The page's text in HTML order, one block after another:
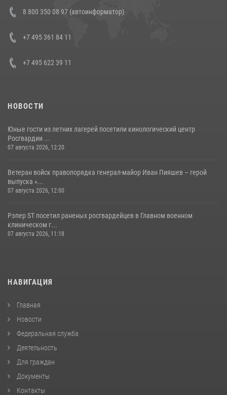
В Росгвардии прошла военно-научная конференция по обобщению
боевого опыта
8 800 350 08 97 (автоинформатор)
+7 495 361 84 11
+7 495 622 39 11
НОВОСТИ
Юные гости из летних лагерей посетили кинологический центр
Росгвардии ...
07 августа 2026, 12:20
Ветеран войск правопорядка генерал-майор Иван Пияшев – герой
выпуска «...
07 августа 2026, 12:00
Рэпер ST посетил раненых росгвардейцев в Главном военном
клиническом г...
07 августа 2026, 11:18
НАВИГАЦИЯ
Главная
Новости
Федеральная служба
Деятельность
Для граждан
Документы
Контакты